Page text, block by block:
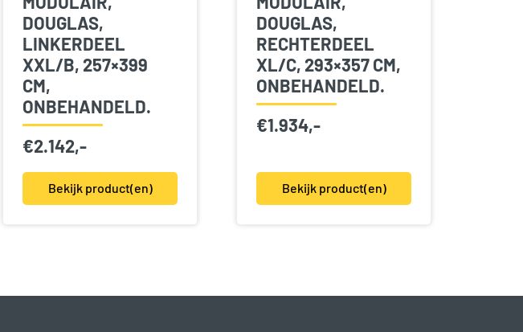
DOUGLAS,
LINKERDEEL
XXL/B, 257×399
CM,
ONBEHANDELD.
€2.142,-
Bekijk product(en)
DOUGLAS,
RECHTERDEEL
XL/C, 293×357 CM,
ONBEHANDELD.
€1.934,-
Bekijk product(en)